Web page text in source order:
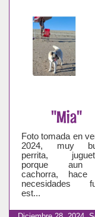
"Mia"
Foto tomada en
2024, muy
perrita,
porque aun
cachorra, hace
necesidades
est...